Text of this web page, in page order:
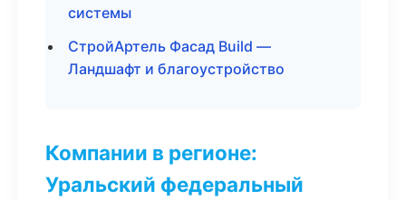
системы
СтройАртель Фасад Build —
Ландшафт и благоустройство
Компании в регионе:
Уральский федеральный